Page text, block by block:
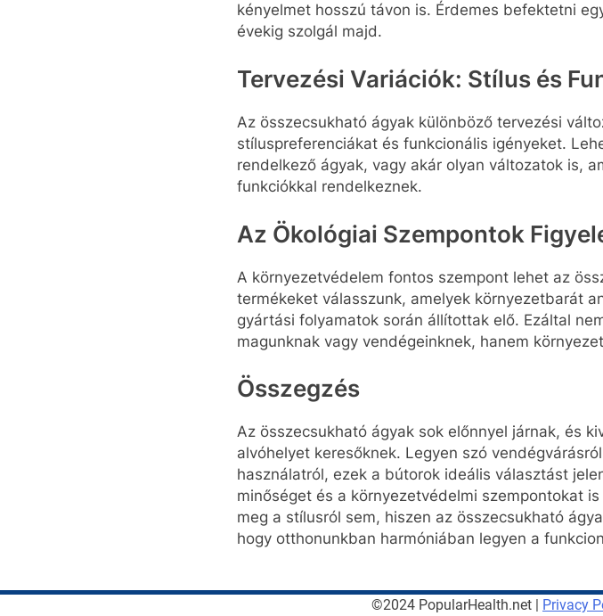
kényelmet hosszú távon is. Érdemes befektetni
évekig szolgál majd.
Tervezési Variációk: Stílus és
Az összecsukható ágyak különböző tervezési
stíluspreferenciákat és funkcionális igényeket.
rendelkező ágyak, vagy akár olyan változatok is,
funkciókkal rendelkeznek.
Az Ökológiai Szempontok
A környezetvédelem fontos szempont lehet az
termékeket válasszunk, amelyek környezetbarát
gyártási folyamatok során állítottak elő. Ezáltal
magunknak vagy vendégeinknek, hanem
Összegzés
Az összecsukható ágyak sok előnnyel járnak, és
alvóhelyet keresőknek. Legyen szó
használatról, ezek a bútorok ideális választást
minőséget és a környezetvédelmi szempontokat
meg a stílusról sem, hiszen az összecsukható
hogy otthonunkban harmóniában legyen a
©2024 PopularHealth.net | Privacy